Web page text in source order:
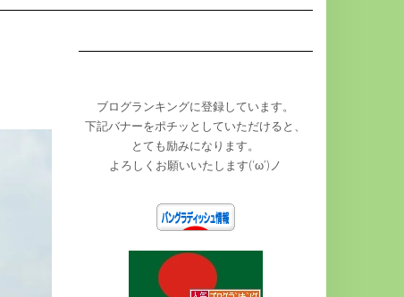
ブログランキングに登録しています。
下記バナーをポチッとしていただけると、
とても励みになります。
よろしくお願いいたします(‘ω’)ノ